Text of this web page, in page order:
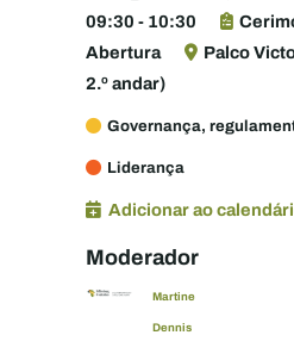
09:30 - 10:30
Abertura
Palco
2.º andar)
Governança,
Liderança
Adicionar ao
Moderador
Martine
Dennis